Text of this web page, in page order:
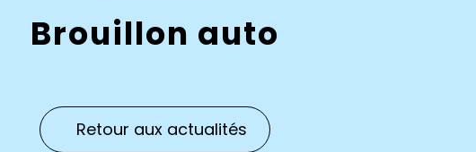
Brouillon auto
Retour aux actualités